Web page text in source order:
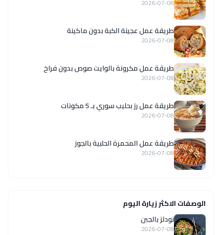
2026-07-08
طريقة عمل عجينة الكبة بدون ماكينة
2026-07-08
طريقة عمل مكرونة بالوايت صوص بدون فراخ
2026-07-08
طريقة عمل رز بحليب سوري بـ 5 مكونات
2026-07-08
طريقة عمل المحمرة الحلبية بالجوز
2026-07-08
الوصفات الاكثر زيارة اليوم
نودلز بالجبن
2026-07-08